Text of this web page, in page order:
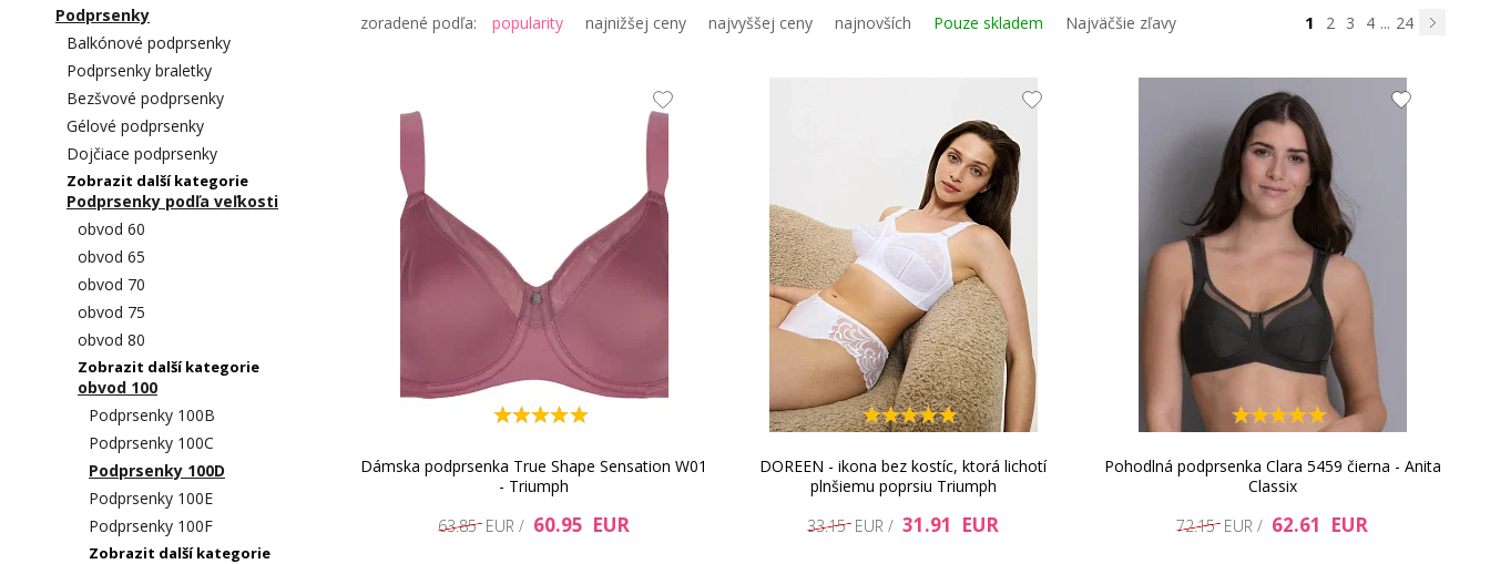
Podprsenky
Balkónové podprsenky
Podprsenky braletky
Bezšvové podprsenky
Gélové podprsenky
Dojčiace podprsenky
Zobrazit další kategorie
Podprsenky podľa veľkosti
obvod 60
obvod 65
obvod 70
obvod 75
obvod 80
Zobrazit další kategorie
obvod 100
Podprsenky 100B
Podprsenky 100C
Podprsenky 100D
Podprsenky 100E
Podprsenky 100F
Zobrazit další kategorie
zoradené podľa: popularity najnižšej ceny najvyššej ceny najnovších Pouze skladem Najväčšie zľavy 1 2 3 4 ... 24
Dámska podprsenka True Shape Sensation W01
- Triumph
63.85 EUR / 60.95 EUR
DOREEN - ikona bez kostíc, ktorá lichotí
plnšiemu poprsiu Triumph
33.15 EUR / 31.91 EUR
Pohodlná podprsenka Clara 5459 čierna - Anita
Classix
72.15 EUR / 62.61 EUR